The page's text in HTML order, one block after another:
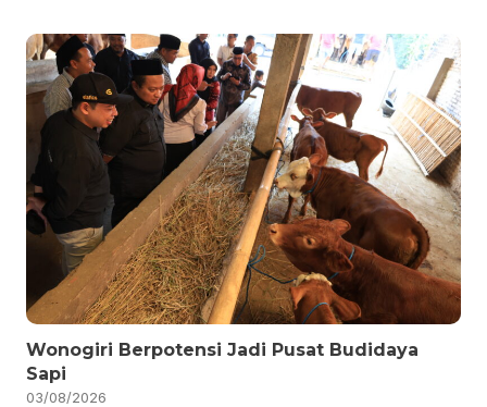
Wonogiri Berpotensi Jadi Pusat Budidaya
Sapi
03/08/2026